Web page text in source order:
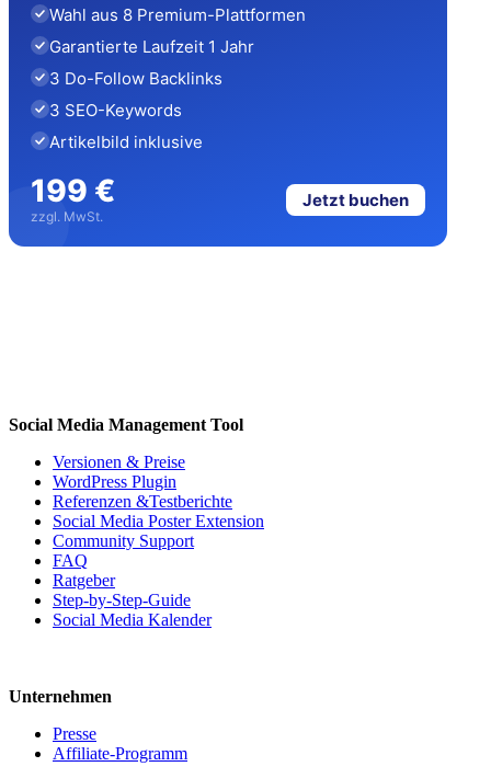
Wahl aus 8 Premium-Plattformen
Garantierte Laufzeit 1 Jahr
3 Do-Follow Backlinks
3 SEO-Keywords
Artikelbild inklusive
199 €
zzgl. MwSt.
Jetzt buchen
Social Media Management Tool
Versionen & Preise
WordPress Plugin
Referenzen &Testberichte
Social Media Poster Extension
Community Support
FAQ
Ratgeber
Step-by-Step-Guide
Social Media Kalender
Unternehmen
Presse
Affiliate-Programm